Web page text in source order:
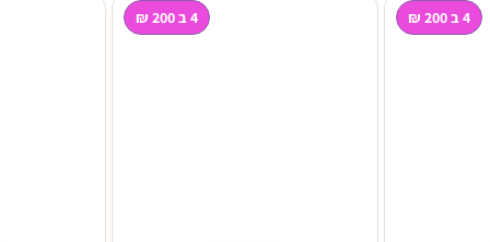
4 ב 200 ₪ 4 ב 200 ₪